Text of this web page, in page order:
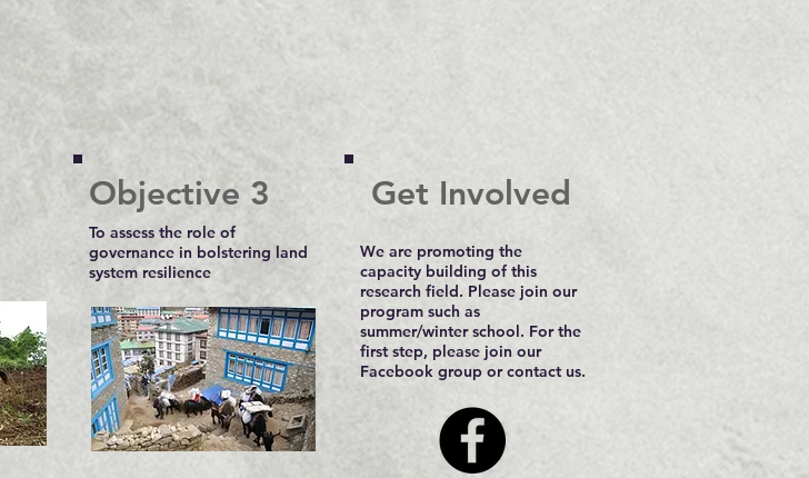
Objective 3
To assess the role of
governance in bolstering land
system resilience
Get Involved
We are promoting the
capacity building of this
research field. Please join our
program such as
summer/winter school. For the
first step, please join our
Facebook group or contact us.